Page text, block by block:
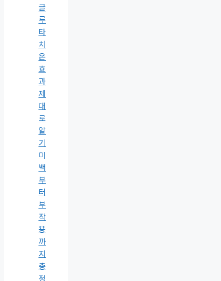
글
루
타
치
온
효
과
제
대
로
알
기
미
백
부
터
부
작
용
까
지
총
정